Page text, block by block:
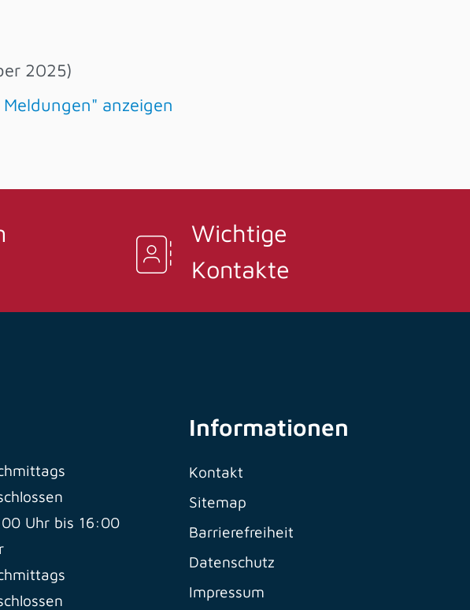
2025)
anzeigen
Wichtige
Kontakte
Uhr bis 16:00
Informationen
Kontakt
Sitemap
Barrierefreiheit
Datenschutz
Impressum